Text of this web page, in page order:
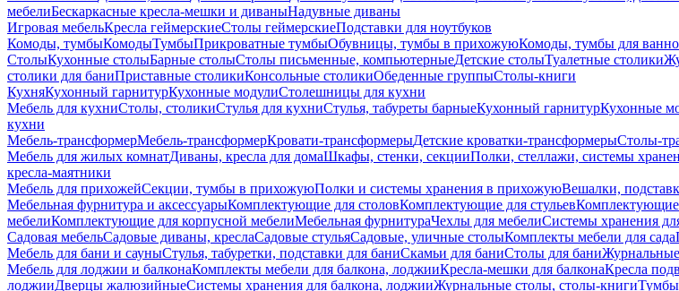
мебелиБескаркасные кресла-мешки и диваныНадувные диваны
Игровая мебельКресла геймерскиеСтолы геймерскиеПодставки для ноутбуков
Комоды, тумбыКомодыТумбыПрикроватные тумбыОбувницы, тумбы в прихожуюКомоды, тумбы для
СтолыКухонные столыБарные столыСтолы письменные, компьютерныеДетские столыТуалетные столики
столики для баниПриставные столикиКонсольные столикиОбеденные группыСтолы-книги
КухняКухонный гарнитурКухонные модулиСтолешницы для кухни
Мебель для кухниСтолы, столикиСтулья для кухниСтулья, табуреты барныеКухонный гарнитурКухонные
кухни
Мебель-трансформерМебель-трансформерКровати-трансформерыДетские кроватки-трансформерыСтолы-
Мебель для жилых комнатДиваны, кресла для домаШкафы, стенки, секцииПолки, стеллажи, системы
кресла-маятники
Мебель для прихожейСекции, тумбы в прихожуюПолки и системы хранения в прихожуюВешалки,
Мебельная фурнитура и аксессуарыКомплектующие для столовКомплектующие для стульевКомплектующие
мебелиКомплектующие для корпусной мебелиМебельная фурнитураЧехлы для мебелиСистемы хранения
Садовая мебельСадовые диваны, креслаСадовые стульяСадовые, уличные столыКомплекты мебели для сада
Мебель для бани и сауныСтулья, табуретки, подставки для баниСкамьи для баниСтолы для бани
Мебель для лоджии и балконаКомплекты мебели для балкона, лоджииКресла-мешки для балконаКресла
лоджииДверцы жалюзийныеСистемы хранения для балкона, лоджииЖурнальные столы, столы-книгиТумбы